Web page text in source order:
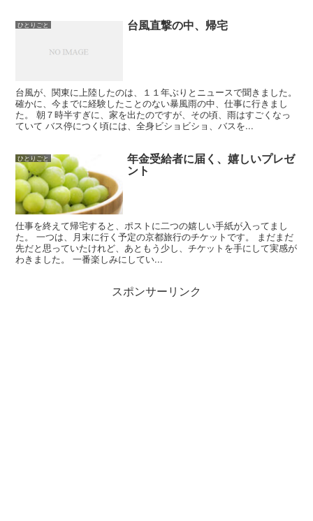
ひとりごと 台風直撃の中、帰宅
台風が、関東に上陸したのは、１１年ぶりとニュースで聞きました。
確かに、今までに経験したことのない暴風雨の中、仕事に行きまし
た。 朝７時半すぎに、家を出たのですが、その頃、雨はすごくなっ
ていて バス停につく頃には、全身ビショビショ、バスを...
ひとりごと 年金受給者に届く、嬉しいプレゼ
ント
仕事を終えて帰宅すると、ポストに二つの嬉しい手紙が入ってまし
た。 一つは、月末に行く予定の京都旅行のチケットです。 まだまだ
先だと思っていたけれど、あともう少し、チケットを手にして実感が
わきました。 一番楽しみにしてい...
スポンサーリンク